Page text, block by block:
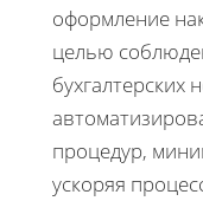
оформление
целью
бухгалтерских
процедур,
ускоряя